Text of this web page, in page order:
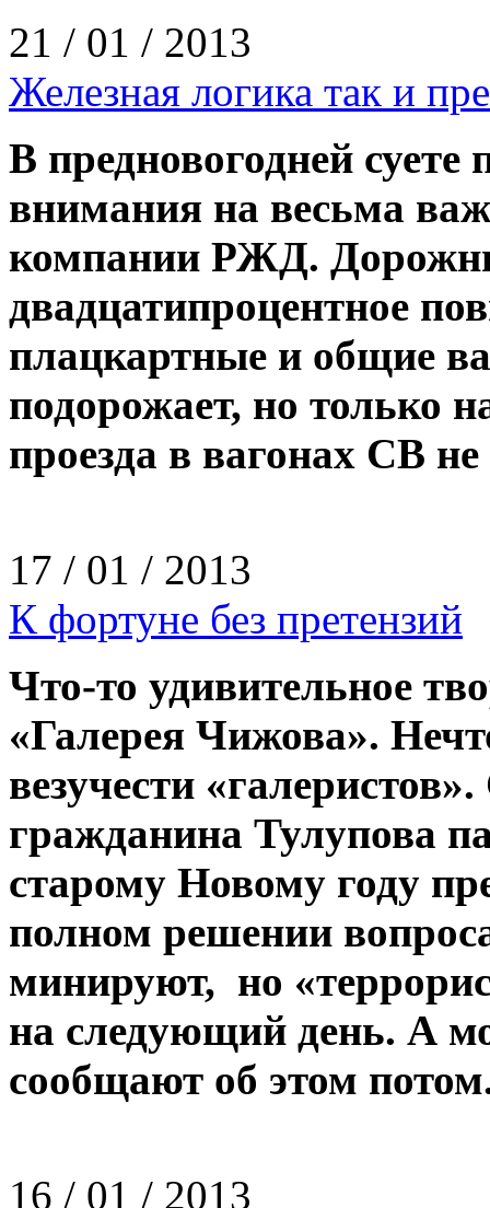
21 / 01 / 2013
Железная логика так и
В предновогодней
внимания на весьма
компании РЖД.
двадцатипроцентное
плацкартные и общие
подорожает, но только
проезда в вагонах СВ
17 / 01 / 2013
К фортуне без претензий
Что­-то удивительное
«Галерея Чижова».
везучести
гражданина Тулупова
старому Новому году
полном решении
минируют, но
на следующий день. А
сообщают об этом
16 / 01 / 2013